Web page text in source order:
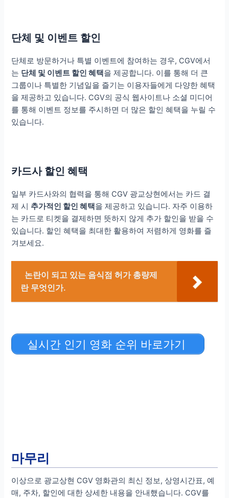
단체 및 이벤트 할인
단체로 방문하거나 특별 이벤트에 참여하는 경우, CGV에서
는 단체 및 이벤트 할인 혜택을 제공합니다. 이를 통해 더 큰
그룹이나 특별한 기념일을 즐기는 이용자들에게 다양한 혜택
을 제공하고 있습니다. CGV의 공식 웹사이트나 소셜 미디어
를 통해 이벤트 정보를 주시하면 더 많은 할인 혜택을 누릴 수
있습니다.
카드사 할인 혜택
일부 카드사와의 협력을 통해 CGV 광교상현에서는 카드 결
제 시 추가적인 할인 혜택을 제공하고 있습니다. 자주 이용하
는 카드로 티켓을 결제하면 뜻하지 않게 추가 할인을 받을 수
있습니다. 할인 혜택을 최대한 활용하여 저렴하게 영화를 즐
겨보세요.
논란이 되고 있는 음식점 허가 총량제
란 무엇인가.
실시간 인기 영화 순위 바로가기
마무리
이상으로 광교상현 CGV 영화관의 최신 정보, 상영시간표, 예
매, 주차, 할인에 대한 상세한 내용을 안내했습니다. CGV를